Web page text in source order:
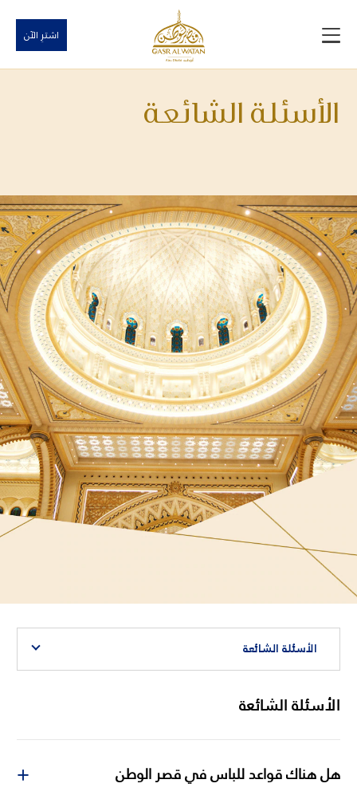
اشترِ الآن
الأسئلة الشائعة
الأسئلة الشائعة
الأسئلة الشائعة
هل هناك قواعد للباس في قصر الوطن